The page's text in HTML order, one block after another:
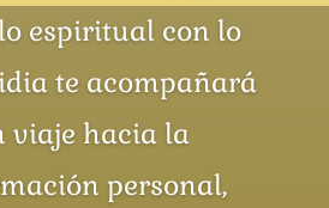
espiritual con lo
te acompañará
viaje hacia la
personal,